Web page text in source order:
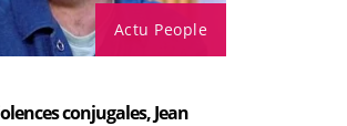
Actu People
conjugales, Jean